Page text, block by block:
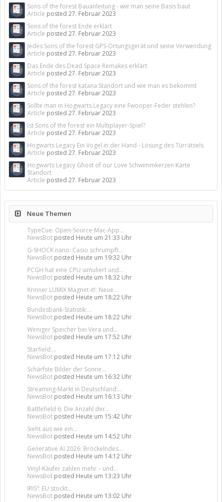
Sons of the forest Bauanleitung - wie man seine Basis baut
Article posted 27. Februar 2023
Sons of the forest Ende erklärt
Article posted 27. Februar 2023
Jedes Sons of the forest GPS-Ortungsgerät und seine Verwendung
Article posted 27. Februar 2023
Das Ende des Dead Space Remakes erklärt
Article posted 27. Februar 2023
Sons of the forest katana Standort und wie man es bekommt
Article posted 27. Februar 2023
Sollte man in Hogwarts Legacy eine Fwooper-Feder stehlen?
Article posted 27. Februar 2023
Ist Sons of the forest ein Multiplayer-Spiel?
Article posted 27. Februar 2023
Hogwarts Legacy Ein Vogel in der Hand - Lösung des Türrätsels
Article posted 27. Februar 2023
Hogwarts Legacy Ghost of our Love Schwimmkerzen Karte
Standort
Article posted 27. Februar 2023
Neue Themen
TypeCue: Open-Source-Mac-App...
NewsBot posted Heute um 21:33 Uhr
G-SHOCK nano: Casio schrumpft...
NewsBot posted Heute um 19:32 Uhr
PCGH hat eine CPU simuliert und...
NewsBot posted Heute um 18:32 Uhr
Krinner LUMIX Magnet-it!: Neue...
NewsBot posted Heute um 18:22 Uhr
Bundesbank-Statistik:...
NewsBot posted Heute um 18:22 Uhr
Weniger Speicher bei Vera und...
NewsBot posted Heute um 17:52 Uhr
Starfield:...
NewsBot posted Heute um 17:12 Uhr
Schärfste Bilder der Sonne...
NewsBot posted Heute um 16:32 Uhr
Streaming-Markt in Deutschland:...
NewsBot posted Heute um 16:13 Uhr
Battlefield 6: Die Anzahl der...
NewsBot posted Heute um 15:42 Uhr
Sieht aus wie ein...
NewsBot posted Heute um 14:52 Uhr
Generative AI 2026: Bröckelndes...
NewsBot posted Heute um 14:12 Uhr
Vinyl-Käufer zahlen mehr – und...
NewsBot posted Heute um 13:23 Uhr
IRIS²: EU stockt...
NewsBot posted Heute um 13:02 Uhr